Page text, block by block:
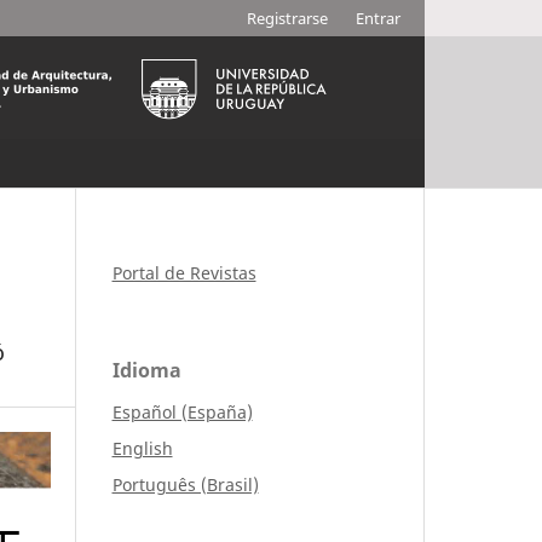
Registrarse Entrar
Portal de Revistas
Idioma
Español (España)
English
Português (Brasil)